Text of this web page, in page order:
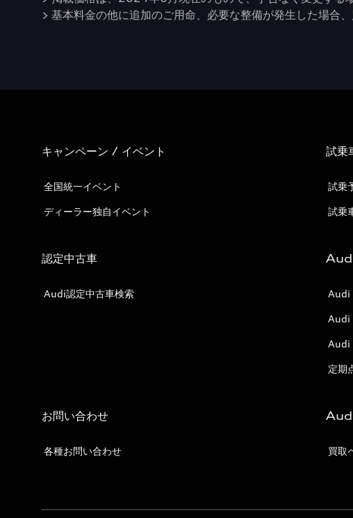
> 基本料金の他に追加のご用命、必要な整備が発生した場合
キャンペーン / イベント
全国統一イベント
ディーラー独自イベント
試乗
試乗
試乗
認定中古車
Audi認定中古車検索
Audi
Audi
Audi
Audi
定期
お問い合わせ
各種お問い合わせ 買取